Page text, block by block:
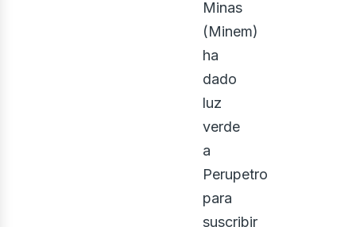
Minas
(Minem)
ha
dado
luz
verde
a
Perupetro
para
suscribir